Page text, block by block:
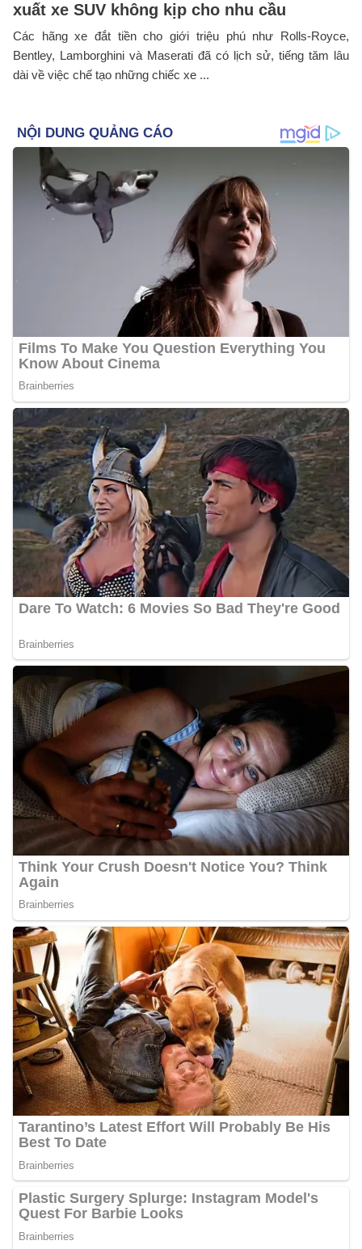
xuất xe SUV không kịp cho nhu cầu
Các hãng xe đắt tiền cho giới triệu phú như Rolls-Royce,
Bentley, Lamborghini và Maserati đã có lịch sử, tiếng tăm lâu
dài về việc chế tạo những chiếc xe ...